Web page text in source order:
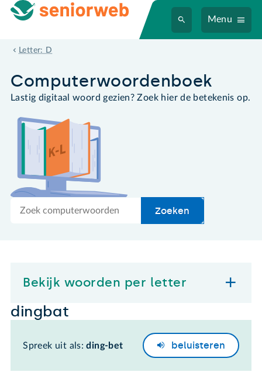
Menu
Letter: D
dingbat
Computer­woordenboek
Lastig digitaal woord gezien? Zoek hier de betekenis op.
Zoek
Zoeken
Bekijk woorden per letter
dingbat
Spreek uit als:ding-bet beluisteren